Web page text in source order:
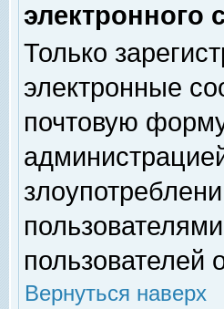
электронного
Только
электронные
почтовую
пользователей
Вернуться наверх